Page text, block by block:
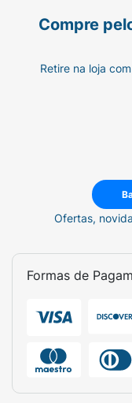
Compre
Retire na loja
Ofertas,
Formas de